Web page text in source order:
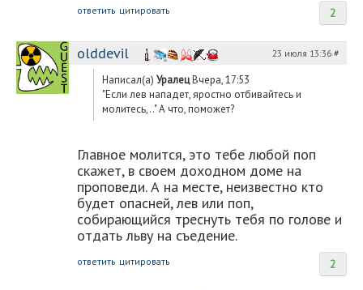
2
ответить цитировать
olddevil 23 июля 13:36 #
Написал(а) УралецВчера, 17:53
"Если лев нападет, яростно отбивайтесь и
молитесь,.." А что, поможет?
Главное молится, это тебе любой поп
скажет, в своем доходном доме на
проповеди. А на месте, неизвестно кто
будет опасней, лев или поп,
собирающийся треснуть тебя по голове и
отдать льву на съедение.
2
ответить цитировать